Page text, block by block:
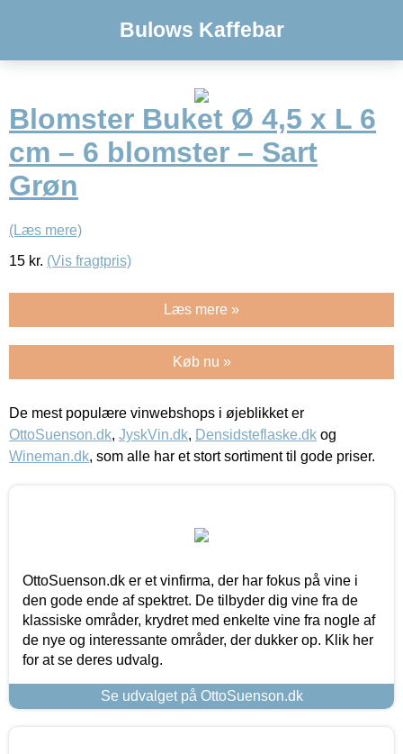
Bulows Kaffebar
Blomster Buket Ø 4,5 x L 6
cm – 6 blomster – Sart
Grøn
(Læs mere)
15 kr. (Vis fragtpris)
Læs mere »
Køb nu »
De mest populære vinwebshops i øjeblikket er
OttoSuenson.dk, JyskVin.dk, Densidsteflaske.dk og
Wineman.dk, som alle har et stort sortiment til gode priser.
OttoSuenson.dk er et vinfirma, der har fokus på vine i
den gode ende af spektret. De tilbyder dig vine fra de
klassiske områder, krydret med enkelte vine fra nogle af
de nye og interessante områder, der dukker op. Klik her
for at se deres udvalg.
Se udvalget på OttoSuenson.dk